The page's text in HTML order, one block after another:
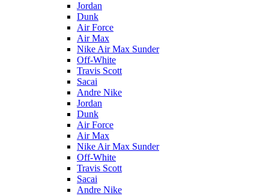
Jordan
Dunk
Air Force
Air Max
Nike Air Max Sunder
Off-White
Travis Scott
Sacai
Andre Nike
Jordan
Dunk
Air Force
Air Max
Nike Air Max Sunder
Off-White
Travis Scott
Sacai
Andre Nike